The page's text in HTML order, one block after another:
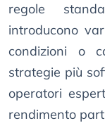
regole
introducono
condizioni o
strategie più
operatori
rendimento